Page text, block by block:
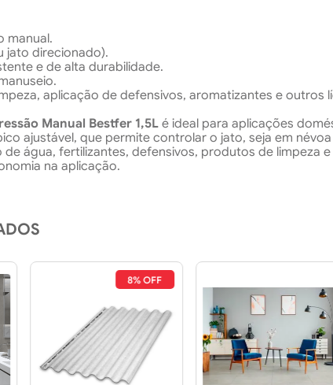
manual.
jato direcionado).
e de alta durabilidade.
aplicação de defensivos, aromatizantes e outros
Manual Bestfer 1,5L é ideal para aplicações
ajustável, que permite controlar o jato, seja em
água, fertilizantes, defensivos, produtos de
na aplicação.
8% OFF